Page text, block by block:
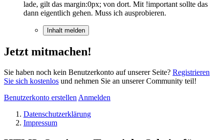
lade, gilt das margin:0px; von dort. Mit !important sollte das
dann eigentlich gehen. Muss ich ausprobieren.
Inhalt melden
Jetzt mitmachen!
Sie haben noch kein Benutzerkonto auf unserer Seite? Registrieren
Sie sich kostenlos und nehmen Sie an unserer Community teil!
Benutzerkonto erstellen Anmelden
Datenschutzerklärung
Impressum